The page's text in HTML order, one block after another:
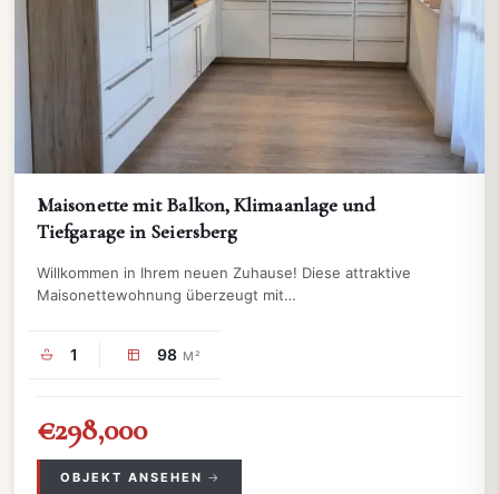
Maisonette mit Balkon, Klimaanlage und
Tiefgarage in Seiersberg
Willkommen in Ihrem neuen Zuhause! Diese attraktive
Maisonettewohnung überzeugt mit…
1 98 M²
€298,000
OBJEKT ANSEHEN